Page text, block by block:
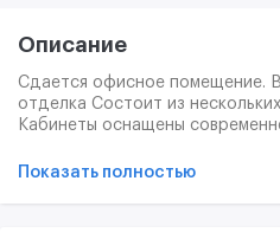
Описание
Сдается офисное помещение.
отделка Состоит из
Кабинеты оснащены
Техническое оснащение
Показать полностью